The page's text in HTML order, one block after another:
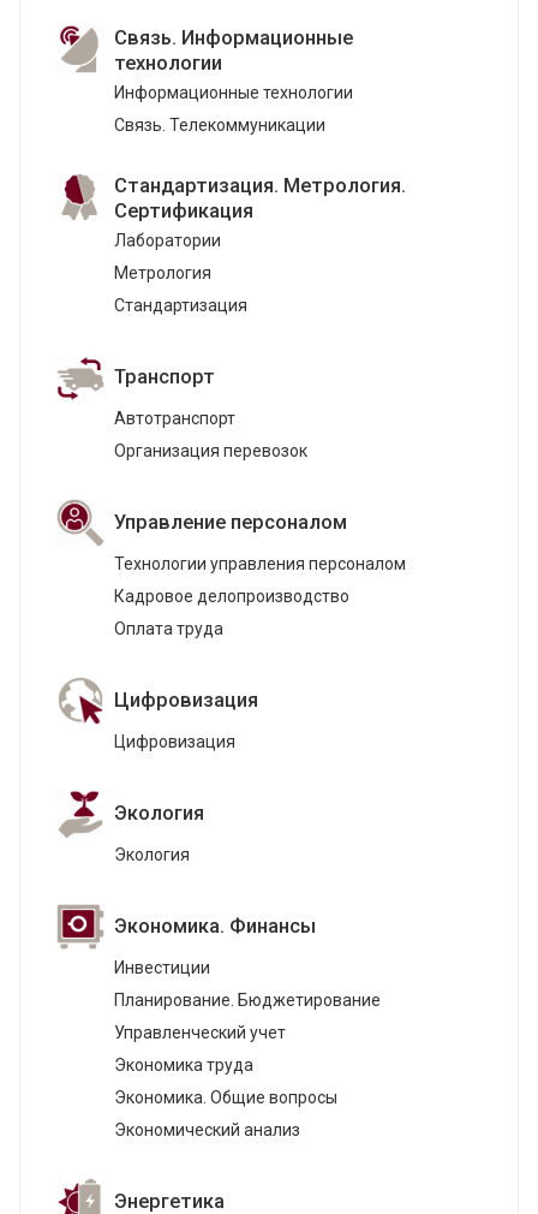
Связь. Информационные
технологии
Информационные технологии
Связь. Телекоммуникации
Стандартизация. Метрология.
Сертификация
Лаборатории
Метрология
Стандартизация
Транспорт
Автотранспорт
Организация перевозок
Управление персоналом
Технологии управления персоналом
Кадровое делопроизводство
Оплата труда
Цифровизация
Цифровизация
Экология
Экология
Экономика. Финансы
Инвестиции
Планирование. Бюджетирование
Управленческий учет
Экономика труда
Экономика. Общие вопросы
Экономический анализ
Энергетика